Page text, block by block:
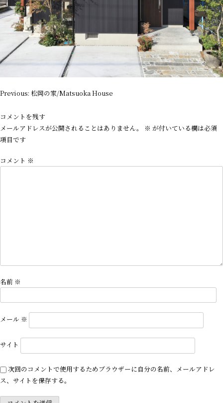
投
ナ
ビ
ゲ
シ
Previous: 松岡の家/Matsuoka House
コメントを残す
メールアドレスが公開されることはありません。
※ が付いている欄は必須
項目です
コメント ※
名前 ※
メール ※
サイト
次回のコメントで使用するためブラウザーに自分の名前、メールアドレ
ス、サイトを保存する。